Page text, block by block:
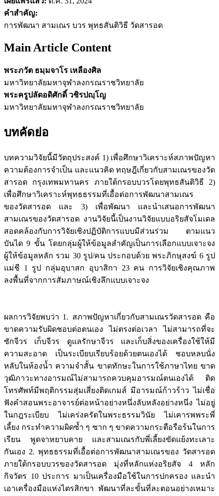
คำสำคัญ:
การพัฒนา สามเณร บวร พุทธสันติวิธี วัดสารอด
Main Article Content
พระภวัต ธมฺมจาโร เหลืองศิล
มหาวิทยาลัยมหาจุฬาลงกรณราชวิทยาลัย
พระครูปลัดอดิศักดิ์ วชิรปญฺโญ
มหาวิทยาลัยมหาจุฬาลงกรณราชวิทยาลัย
บทคัดย่อ
บทความวิจัยนี้มีวัตถุประสงค์ 1) เพื่อศึกษาวิเคราะห์สภาพปัญหา
ความต้องการจำเป็น และแนวคิด ทฤษฎีเกี่ยวกับสามเณรของวัด
สารอด กรุงเทพมหานคร ภายใต้กรอบบวรโดยพุทธสันติวิธี 2)
เพื่อศึกษาวิเคราะห์พุทธธรรมที่เอื้อต่อการพัฒนาสามเณร
ของวัดสารอด และ 3) เพื่อพัฒนา และนำเสนอการพัฒนา
สามเณรของวัดสารอด งานวิจัยนี้เป็นงานวิจัยแบบอริยสัจโมเดล
สอดคล้องกับการวิจัยเชิงปฏิบัติการแบบมีส่วนร่วม ตามแนว
บันได 9 ขั้น โดยกลุ่มผู้ให้ข้อมูลสำคัญเป็นการเลือกแบบเจาะจง
ผู้ให้ข้อมูลหลัก รวม 30 รูป/คน ประกอบด้วย พระภิกษุสงฆ์ 6 รูป
แม่ชี 1 รูป กลุ่มอุบาสก อุบาสิกา 23 คน การวิจัยเชิงคุณภาพ
ลงพื้นที่จากการสัมภาษณ์เชิงลึกแบบเจาะจง
ผลการวิจัยพบว่า 1. สภาพปัญหาเกี่ยวกับสามเณรวัดสารอด คือ
ขาดความรับผิดชอบต่อตนเอง ไม่ตรงต่อเวลา ไม่สามารถที่จะ
ซักจีวร เก็บจีวร ดูแลรักษาจีวร และเก็บสิ่งของเครื่องใช้ให้มี
ความสะอาด เป็นระเบียบเรียบร้อยด้วยตนเองได้ ชอบหลบนั่ง
หลับในห้องน้ำ ความจำสั้น ขาดทักษะในการใช้ภาษาไทย ขาด
วุฒิภาวะทางอารมณ์ไม่สามารถควบคุมอารมณ์ตนเองได้ ติด
โทรศัพท์มีพฤติกรรมสุ่มเสี่ยงติดเกมส์ มีอารมณ์ก้าวร้าว ไม่เชื่อ
ฟังคำสอนพระอาจารย์ต่อหน้าอย่างหนึ่งลับหลังอย่างหนึ่ง ไม่อยู่
ในกฎระเบียบ ไม่เคร่งครัดในพระธรรมวินัย ไม่เคารพพระพี่
เลี้ยง กระทำความผิดซ้ำ ๆ ซาก ๆ ขาดความกระตือรือร้นในการ
เรียน พูดจาหยาบคาย และสามเณรกับพี่เลี้ยงขัดแย้งทะเลาะ
กันเอง 2. พุทธธรรมที่เอื้อต่อการพัฒนาสามเณรของ วัดสารอด
ภายใต้กรอบบวรของวัดสารอด มุ่งที่หลักแห่งอริยสัจ 4 หลัก
กิจวัตร 10 ประการ มาเป็นเครื่องมือใช้ในการปกครอง และนำ
เอาเครื่องมือแห่งไตรสิกขา พัฒนาที่ละขั้นที่ละตอนอย่างเหมาะ